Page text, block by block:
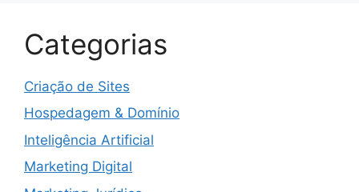
Categorias
Criação de Sites
Hospedagem & Domínio
Inteligência Artificial
Marketing Digital